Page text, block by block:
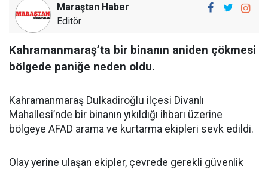
Maraştan Haber
Editör
Kahramanmaraş’ta bir binanın aniden çökmesi
bölgede paniğe neden oldu.
Kahramanmaraş Dulkadiroğlu ilçesi Divanlı
Mahallesi’nde bir binanın yıkıldığı ihbarı üzerine
bölgeye AFAD arama ve kurtarma ekipleri sevk edildi.
Olay yerine ulaşan ekipler, çevrede gerekli güvenlik